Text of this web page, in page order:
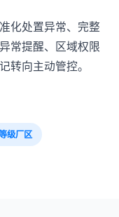
化处置异常、完整
常提醒、区域权限
转向主动管控。
级厂区